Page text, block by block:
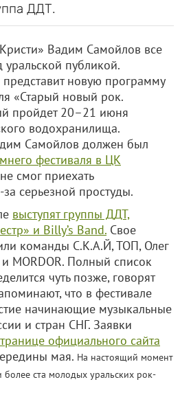
ДДТ.
Вадим Самойлов все
уральской публикой.
новую программу
«Старый новый рок.
пройдет 20–21 июня
водохранилища.
Самойлов должен был
фестиваля в ЦК
смог приехать
серьезной простуды.
выступят группы ДДТ,
и Billy’s Band. Свое
команды С.К.А.Й, ТОП, Олег
и MORDOR. Полный список
чуть позже, говорят
что в фестивале
начинающие музыкальные
и стран СНГ. Заявки
официального сайта
мая. На настоящий момент
более ста молодых уральских рок-